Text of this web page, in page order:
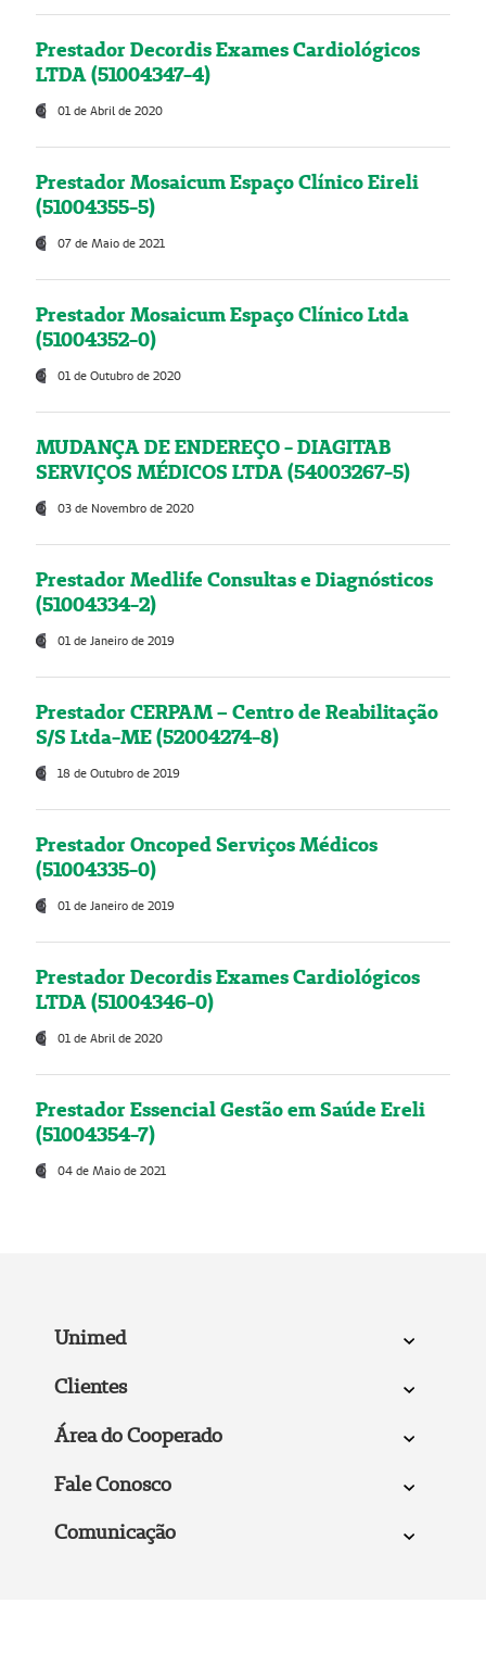
Prestador Decordis Exames Cardiológicos
LTDA (51004347-4)
01 de Abril de 2020
Prestador Mosaicum Espaço Clínico Eireli
(51004355-5)
07 de Maio de 2021
Prestador Mosaicum Espaço Clínico Ltda
(51004352-0)
01 de Outubro de 2020
MUDANÇA DE ENDEREÇO - DIAGITAB
SERVIÇOS MÉDICOS LTDA (54003267-5)
03 de Novembro de 2020
Prestador Medlife Consultas e Diagnósticos
(51004334-2)
01 de Janeiro de 2019
Prestador CERPAM – Centro de Reabilitação
S/S Ltda-ME (52004274-8)
18 de Outubro de 2019
Prestador Oncoped Serviços Médicos
(51004335-0)
01 de Janeiro de 2019
Prestador Decordis Exames Cardiológicos
LTDA (51004346-0)
01 de Abril de 2020
Prestador Essencial Gestão em Saúde Ereli
(51004354-7)
04 de Maio de 2021
Unimed
Clientes
Área do Cooperado
Fale Conosco
Comunicação